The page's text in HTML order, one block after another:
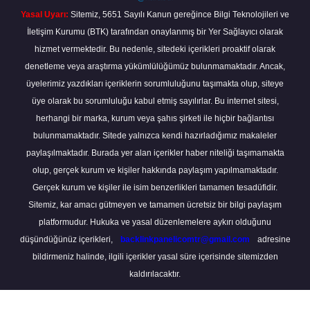
Yasal Uyarı: Sitemiz, 5651 Sayılı Kanun gereğince Bilgi Teknolojileri ve
İletişim Kurumu (BTK) tarafından onaylanmış bir Yer Sağlayıcı olarak
hizmet vermektedir. Bu nedenle, sitedeki içerikleri proaktif olarak
denetleme veya araştırma yükümlülüğümüz bulunmamaktadır. Ancak,
üyelerimiz yazdıkları içeriklerin sorumluluğunu taşımakta olup, siteye
üye olarak bu sorumluluğu kabul etmiş sayılırlar. Bu internet sitesi,
herhangi bir marka, kurum veya şahıs şirketi ile hiçbir bağlantısı
bulunmamaktadır. Sitede yalnızca kendi hazırladığımız makaleler
paylaşılmaktadır. Burada yer alan içerikler haber niteliği taşımamakta
olup, gerçek kurum ve kişiler hakkında paylaşım yapılmamaktadır.
Gerçek kurum ve kişiler ile isim benzerlikleri tamamen tesadüfidir.
Sitemiz, kar amacı gütmeyen ve tamamen ücretsiz bir bilgi paylaşım
platformudur. Hukuka ve yasal düzenlemelere aykırı olduğunu
düşündüğünüz içerikleri,
backlinkpanelicomtr@gmail.com
adresine
bildirmeniz halinde, ilgili içerikler yasal süre içerisinde sitemizden
kaldırılacaktır.